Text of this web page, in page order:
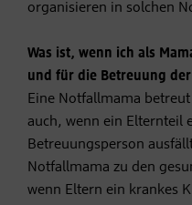
organisieren in solchen
Was ist, wenn ich als
und für die Betreuung
Eine Notfallmama
auch, wenn ein Elternteil
Betreuungsperson
Notfallmama zu den
wenn Eltern ein krankes